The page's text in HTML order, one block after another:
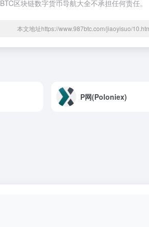
区块链数字货币导航大全不承担任何责任。
本文地址https://www.987btc.com/jiaoyisuo/
P网(Poloniex)